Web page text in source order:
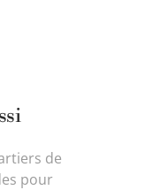
de
pour